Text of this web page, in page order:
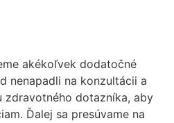
akékoľvek dodatočné
nenapadli na konzultácii a
zdravotného dotazníka, aby
Ďalej sa presúvame na